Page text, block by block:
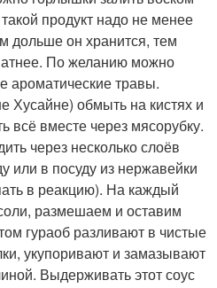
продукт надо не менее
дольше он хранится, тем
По желанию можно
ароматические травы.
Хусайне) обмыть на кистях и
всё вместе через мясорубку.
через несколько слоёв
или в посуду из нержавейки
в реакцию). На каждый
размешаем и оставим
гураоб разливают в чистые
укупоривают и замазывают
Выдерживать этот соус